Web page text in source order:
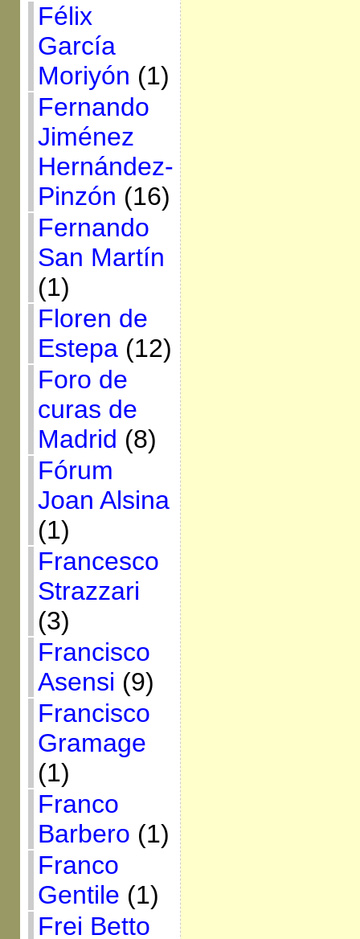
Félix
García
Moriyón (1)
Fernando
Jiménez
Hernández-
Pinzón (16)
Fernando
San Martín
(1)
Floren de
Estepa(12)
Foro de
curas de
Madrid (8)
Fórum
Joan Alsina
(1)
Francesco
Strazzari
(3)
Francisco
Asensi (9)
Francisco
Gramage
(1)
Franco
Barbero (1)
Franco
Gentile (1)
Frei Betto